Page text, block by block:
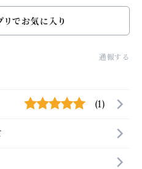
リでお気に入り
通報する
(1)